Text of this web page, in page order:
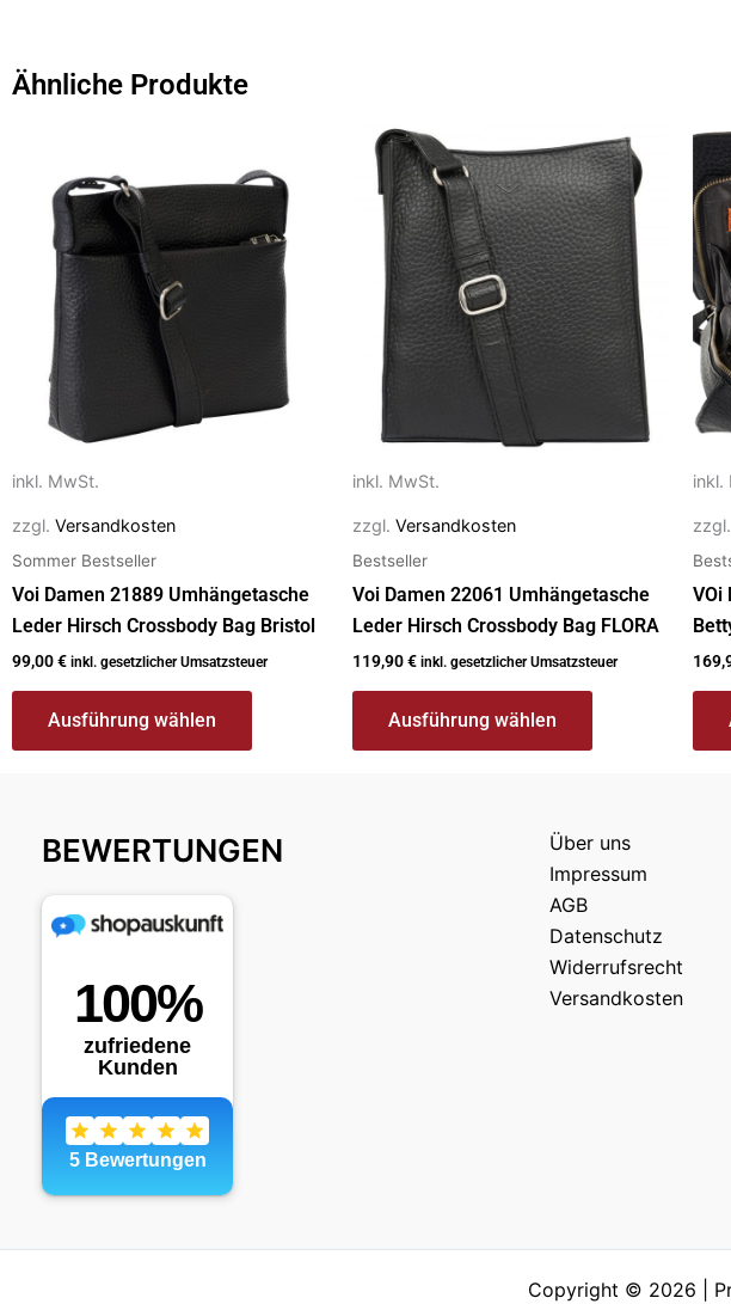
b
k
d
Ähnliche Produkte
inkl. MwSt.
zzgl. Versandkosten
Sommer Bestseller
Voi Damen 21889 Umhängetasche
Leder Hirsch Crossbody Bag Bristol
99,00€ inkl. gesetzlicher Umsatzsteuer
Ausführung wählen
weist
mehrere
Varianten
Optionen
können
Produktseite
werden
inkl. MwSt.
zzgl. Versandkosten
Bestseller
Voi Damen 22061 Umhängetasche
Leder Hirsch Crossbody Bag FLORA
119,90€ inkl. gesetzlicher Umsatzsteuer
Ausführung wählen
Dieses
Produkt
weist
mehrere
Varianten
Optionen
können
Produktseite
werden
inkl.
zzgl.
VOi
auf.
Die
auf
BEWERTUNGEN
Über uns
Impressum
AGB
Datenschutz
Widerrufsrecht
Versandkosten
Copyright © 2026 |